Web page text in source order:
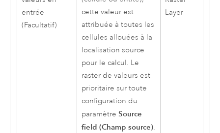
entrée
(Facultatif)
cette valeur est
attribuée à toutes les
cellules allouées à la
localisation source
pour le calcul. Le
raster de valeurs est
prioritaire sur toute
configuration du
paramètre Source
field (Champ source).
Layer